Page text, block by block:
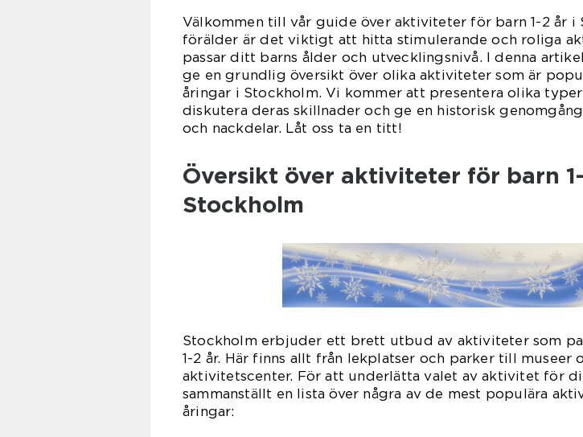
Välkommen till vår guide över aktiviteter för barn 1-2 år i
förälder är det viktigt att hitta stimulerande och roliga
passar ditt barns ålder och utvecklingsnivå. I denna
ge en grundlig översikt över olika aktiviteter som är
åringar i Stockholm. Vi kommer att presentera olika
diskutera deras skillnader och ge en historisk
och nackdelar. Låt oss ta en titt!
Översikt över aktiviteter för barn
Stockholm
Stockholm erbjuder ett brett utbud av aktiviteter som
1-2 år. Här finns allt från lekplatser och parker till museer
aktivitetscenter. För att underlätta valet av aktivitet för
sammanställt en lista över några av de mest populära
åringar: